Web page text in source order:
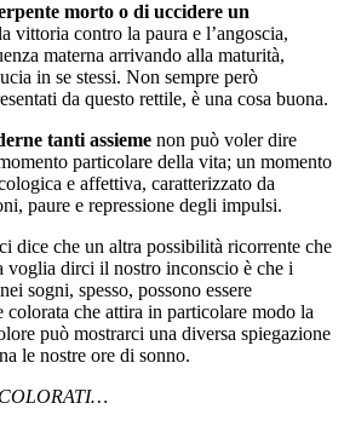
morto o di uccidere un
vittoria contro la paura e l’angoscia,
materna arrivando alla maturità,
in se stessi. Non sempre però
da questo rettile, è una cosa buona.
tanti assieme non può voler dire
particolare della vita; un momento
e affettiva, caratterizzato da
paure e repressione degli impulsi.
ci dice che un altra possibilità ricorrente che
voglia dirci il nostro inconscio è che i
sogni, spesso, possono essere
colorata che attira in particolare modo la
può mostrarci una diversa spiegazione
le nostre ore di sonno.